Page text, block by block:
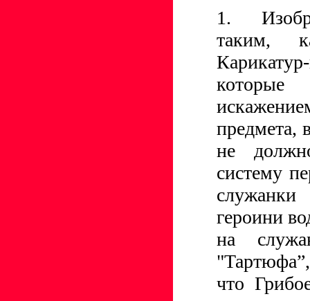
1.
таким,
предмета,
не
систему
героини
на
что